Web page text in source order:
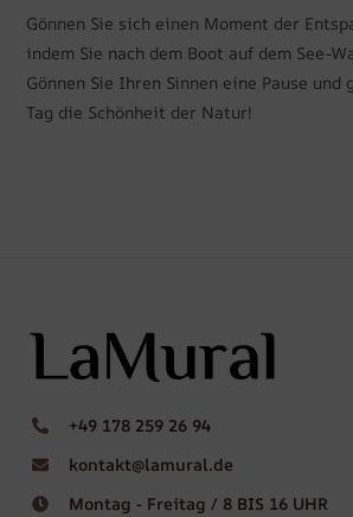
Gönnen Sie sich einen Moment der
indem Sie nach dem Boot auf dem See-
Gönnen Sie Ihren Sinnen eine Pause und
Tag die Schönheit der Natur!
+49 178 259 26 94
kontakt@lamural.de
Montag - Freitag / 8 BIS 16 UHR